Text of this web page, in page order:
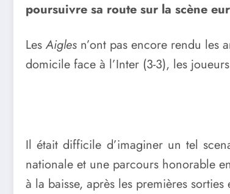
poursuivre sa route sur la scène
LesAigles n’ont pas encore rendu les
domicile face à l’Inter (3-3), les
Il était difficile d’imaginer un tel
nationale et une parcours honorable
à la baisse, après les premières